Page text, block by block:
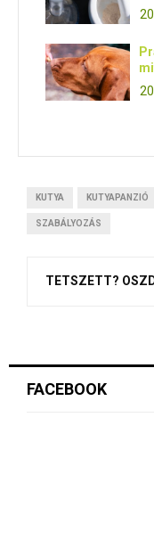
KUTYA KUTYAPANZIÓ
SZABÁLYOZÁS
TETSZETT?
FACEBOOK